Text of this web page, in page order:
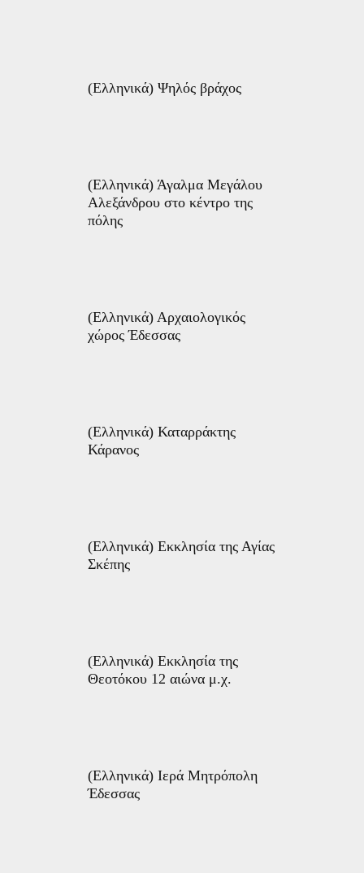
(Ελληνικά) Ψηλός βράχος
(Ελληνικά) Άγαλμα Μεγάλου
Αλεξάνδρου στο κέντρο της
πόλης
(Ελληνικά) Αρχαιολογικός
χώρος Έδεσσας
(Ελληνικά) Καταρράκτης
Κάρανος
(Ελληνικά) Εκκλησία της Αγίας
Σκέπης
(Ελληνικά) Εκκλησία της
Θεοτόκου 12 αιώνα μ.χ.
(Ελληνικά) Ιερά Μητρόπολη
Έδεσσας